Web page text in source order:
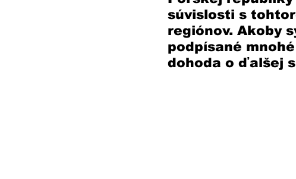
súvislosti s
regiónov. Akoby
podpísané
dohoda o ďalšej